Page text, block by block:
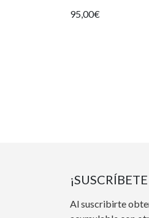
95,00€
Al suscribirte